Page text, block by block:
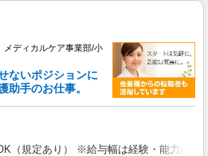
ディカルケア事業部/小
ないポジションに
手のお仕事。
（規定あり） ※給与幅は経験・能力によ